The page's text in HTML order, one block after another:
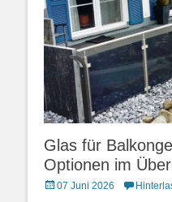
Glas für
Optionen im
Posted
07 Juni 2026